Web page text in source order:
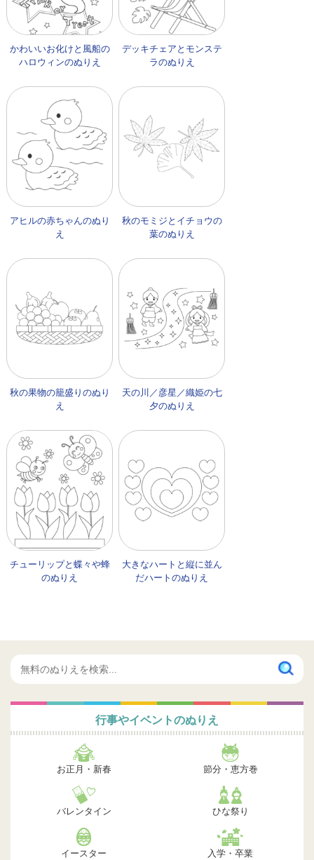
かわいいお化けと風船の
ハロウィンのぬりえ
デッキチェアとモンステ
ラのぬりえ
アヒルの赤ちゃんのぬり
え
秋のモミジとイチョウの
葉のぬりえ
秋の果物の籠盛りのぬり
え
天の川／彦星／織姫の七
夕のぬりえ
チューリップと蝶々や蜂
のぬりえ
大きなハートと縦に並ん
だハートのぬりえ
行事やイベントのぬりえ
お正月・新春 節分・恵方巻
バレンタイン ひな祭り
イースター 入学・卒業